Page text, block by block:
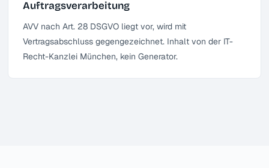
Auftragsverarbeitung
AVV nach Art. 28 DSGVO liegt vor, wird mit
Vertragsabschluss gegengezeichnet. Inhalt von der IT-
Recht-Kanzlei München, kein Generator.